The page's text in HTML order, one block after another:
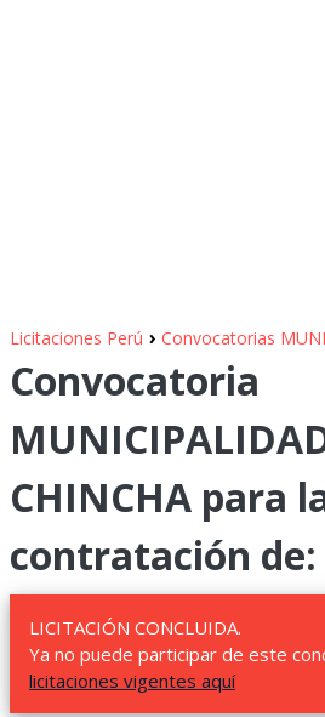
Licitaciones Perú › Convocatorias
Convocatoria
CHINCHA para
contratación de:
LICITACIÓN CONCLUIDA.
Ya no puede participar de este
licitaciones vigentes aquí